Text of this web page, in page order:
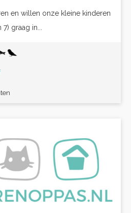
en willen onze kleine kinderen
graag in...